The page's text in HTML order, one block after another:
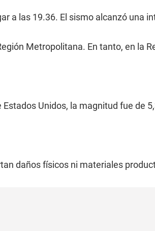
a las 19.36. El sismo alcanzó una
Metropolitana. En tanto, en la
Unidos, la magnitud fue de
daños físicos ni materiales